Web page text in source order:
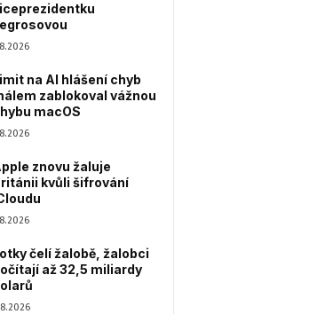
na AI hlášení chyb
zablokoval vážnou
macOS
znovu žaluje
kvůli šifrování
čelí žalobě, žalobci
až 32,5 miliardy